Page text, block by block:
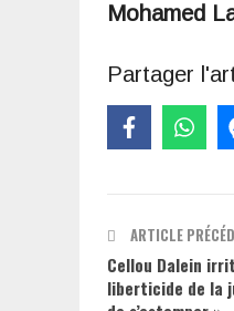
Mohamed
Partager
ARTICLE
Cellou Dalein
liberticide de la